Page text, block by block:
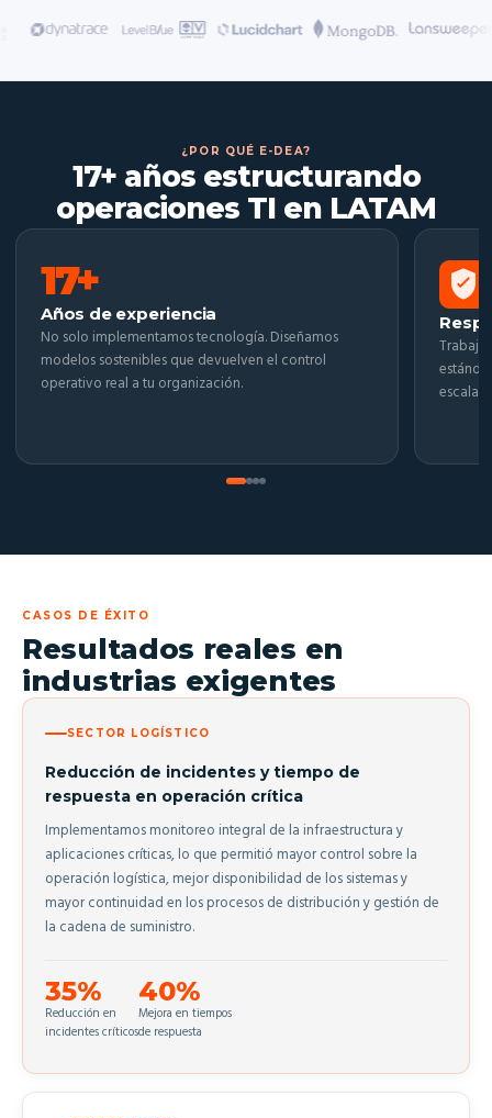
¿POR QUÉ E-DEA?
17+ años estructurando
operaciones TI en LATAM
17+
Años de experiencia
No solo implementamos tecnología. Diseñamos
modelos sostenibles que devuelven el control
operativo real a tu organización.
CASOS DE ÉXITO
Resultados reales en
industrias exigentes
SECTOR LOGÍSTICO
Reducción de incidentes y tiempo de
respuesta en operación crítica
Implementamos monitoreo integral de la infraestructura y
aplicaciones críticas, lo que permitió mayor control sobre la
operación logística, mejor disponibilidad de los sistemas y
mayor continuidad en los procesos de distribución y gestión de
la cadena de suministro.
35%
Reducción en
incidentes críticos
40%
Mejora en tiempos
de respuesta